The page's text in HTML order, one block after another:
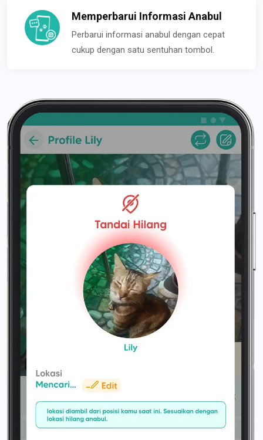
Memperbarui Informasi Anabul
Perbarui informasi anabul dengan cepat
cukup dengan satu sentuhan tombol.